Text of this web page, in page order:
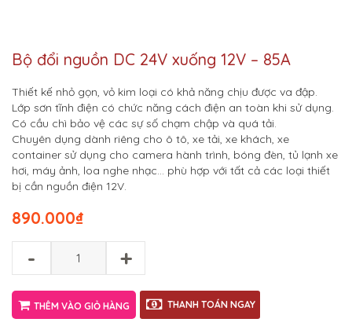
Bộ đổi nguồn DC 24V xuống 12V – 85A
Thiết kế nhỏ gọn, vỏ kim loại có khả năng chịu được va đập.
Lớp sơn tĩnh điện có chức năng cách điện an toàn khi sử dụng.
Có cầu chì bảo vệ các sự số chạm chập và quá tải.
Chuyên dụng dành riêng cho ô tô, xe tải, xe khách, xe
container sử dụng cho camera hành trình, bóng đèn, tủ lạnh xe
hơi, máy ảnh, loa nghe nhạc… phù hợp với tất cả các loại thiết
bị cần nguồn điện 12V.
₫
890.000
- +
THÊM VÀO GIỎ HÀNG THANH TOÁN NGAY